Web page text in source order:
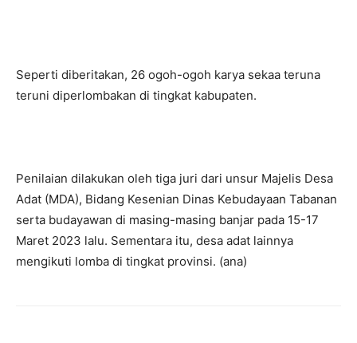
Seperti diberitakan, 26 ogoh-ogoh karya sekaa teruna
teruni diperlombakan di tingkat kabupaten.
Penilaian dilakukan oleh tiga juri dari unsur Majelis Desa
Adat (MDA), Bidang Kesenian Dinas Kebudayaan Tabanan
serta budayawan di masing-masing banjar pada 15-17
Maret 2023 lalu. Sementara itu, desa adat lainnya
mengikuti lomba di tingkat provinsi. (ana)